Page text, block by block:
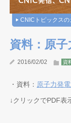
CNICトピックス
資料：原
2016/02/02 資
・資料： 原子力発
↓クリックでPDF表